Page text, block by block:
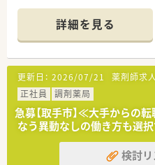
途中のコール変更も可能
できます
■全店に監査システムを完
詳細を見る
更新日： 2026/07/21 薬剤師求
正社員
調剤薬局
急募【取手市】≪大手から
なう異動なしの働き方も選択
検討